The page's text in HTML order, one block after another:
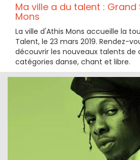
Ma ville a du talent : Grand
Mons
La ville d'Athis Mons accueille la
Talent, le 23 mars 2019. Rendez-
découvrir les nouveaux talents de
catégories danse, chant et libre.